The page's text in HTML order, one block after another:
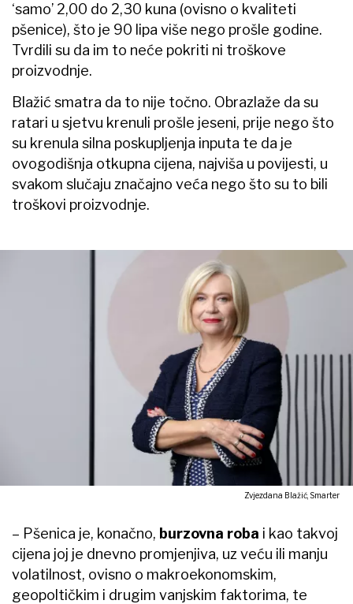
‘samo’ 2,00 do 2,30 kuna (ovisno o kvaliteti
pšenice), što je 90 lipa više nego prošle godine.
Tvrdili su da im to neće pokriti ni troškove
proizvodnje.
Blažić smatra da to nije točno. Obrazlaže da su
ratari u sjetvu krenuli prošle jeseni, prije nego što
su krenula silna poskupljenja inputa te da je
ovogodišnja otkupna cijena, najviša u povijesti, u
svakom slučaju značajno veća nego što su to bili
troškovi proizvodnje.
Zvjezdana Blažić, Smarter
– Pšenica je, konačno, burzovna roba i kao takvoj
cijena joj je dnevno promjenjiva, uz veću ili manju
volatilnost, ovisno o makroekonomskim,
geopoltičkim i drugim vanjskim faktorima, te